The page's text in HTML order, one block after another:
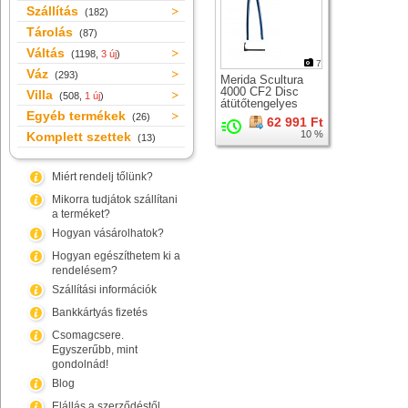
Szállítás (182)
Tárolás (87)
Váltás (1198, 3 új)
Váz (293)
Villa (508, 1 új)
Egyéb termékek (26)
Komplett szettek (13)
Miért rendelj tőlünk?
Mikorra tudjátok szállítani
a terméket?
Hogyan vásárolhatok?
Hogyan egészíthetem ki a
rendelésem?
Szállítási információk
Bankkártyás fizetés
Csomagcsere.
Egyszerűbb, mint
gondolnád!
Blog
7
Merida Scultura
4000 CF2 Disc
átütőtengelyes
országúti karbon
merev villa +62 991 Ft
10 %